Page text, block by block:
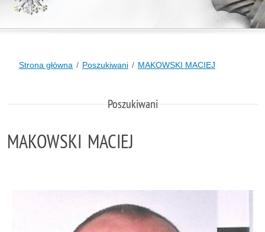
Strona główna Poszukiwani MAKOWSKI MACIEJ
Poszukiwani
MAKOWSKI MACIEJ